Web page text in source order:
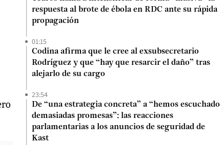
respuesta al brote de ébola en RDC ante su rápida
propagación
01:15
Codina afirma que le cree al exsubsecretario
Rodríguez y que “hay que resarcir el daño” tras
alejarlo de su cargo
23:54
De “una estrategia concreta” a “hemos escuchado
demasiadas promesas”: las reacciones
parlamentarias a los anuncios de seguridad de
Kast